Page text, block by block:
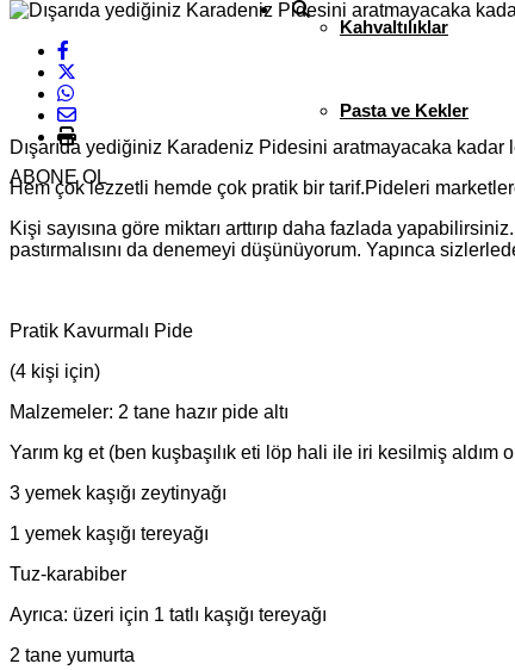
Kahvaltılıklar
Pasta ve Kekler
ABONE OL
Dışarıda yediğiniz Karadeniz Pidesini aratmayacaka
Hem çok lezzetli hemde çok pratik bir tarif.Pideleri
Kişi sayısına göre miktarı arttırıp daha fazlada
pastırmalısını da denemeyi düşünüyorum. Yapınca
Pratik Kavurmalı Pide
(4 kişi için)
Malzemeler: 2 tane hazır pide altı
Yarım kg et (ben kuşbaşılık eti löp hali ile iri kesilmiş aldım
3 yemek kaşığı zeytinyağı
1 yemek kaşığı tereyağı
Tuz-karabiber
Ayrıca: üzeri için 1 tatlı kaşığı tereyağı
2 tane yumurta